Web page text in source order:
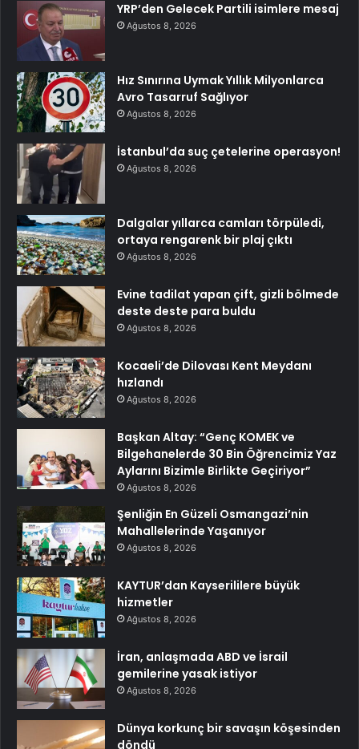
YRP’den Gelecek Partili isimlere mesaj
Ağustos 8, 2026
Hız Sınırına Uymak Yıllık Milyonlarca
Avro Tasarruf Sağlıyor
Ağustos 8, 2026
İstanbul’da suç çetelerine operasyon!
Ağustos 8, 2026
Dalgalar yıllarca camları törpüledi,
ortaya rengarenk bir plaj çıktı
Ağustos 8, 2026
Evine tadilat yapan çift, gizli bölmede
deste deste para buldu
Ağustos 8, 2026
Kocaeli’de Dilovası Kent Meydanı
hızlandı
Ağustos 8, 2026
Başkan Altay: “Genç KOMEK ve
Bilgehanelerde 30 Bin Öğrencimiz Yaz
Aylarını Bizimle Birlikte Geçiriyor”
Ağustos 8, 2026
Şenliğin En Güzeli Osmangazi’nin
Mahallelerinde Yaşanıyor
Ağustos 8, 2026
KAYTUR’dan Kayserililere büyük
hizmetler
Ağustos 8, 2026
İran, anlaşmada ABD ve İsrail
gemilerine yasak istiyor
Ağustos 8, 2026
Dünya korkunç bir savaşın köşesinden
döndü